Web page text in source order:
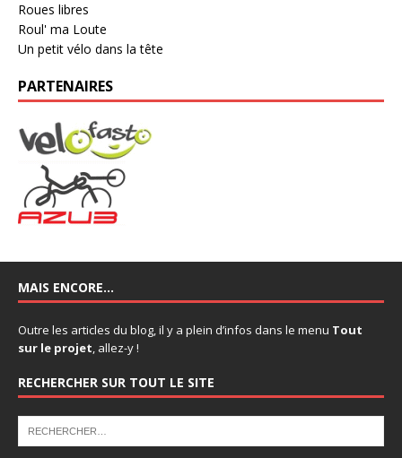
Roues libres
Roul' ma Loute
Un petit vélo dans la tête
PARTENAIRES
MAIS ENCORE…
Outre les articles du blog, il y a plein d’infos dans le menu Tout
sur le projet, allez-y !
RECHERCHER SUR TOUT LE SITE